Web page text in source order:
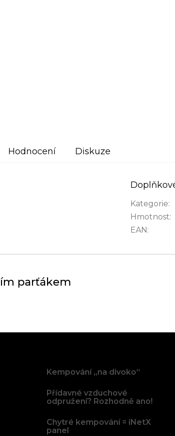
Hodnocení Diskuze
Kategorie:
Hmotnost:
EAN:
parťákem
Kempování „na divoko“
Přídavné vzduchové
odpružení? Rozhodně ano!
Chytré kempování = iNetX
panel